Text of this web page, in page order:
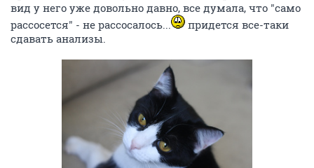
вид у него уже довольно давно, все думала, что "само
рассосется" - не рассосалось...
придется все-таки
сдавать анализы.